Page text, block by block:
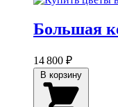
Большая
14 800 ₽